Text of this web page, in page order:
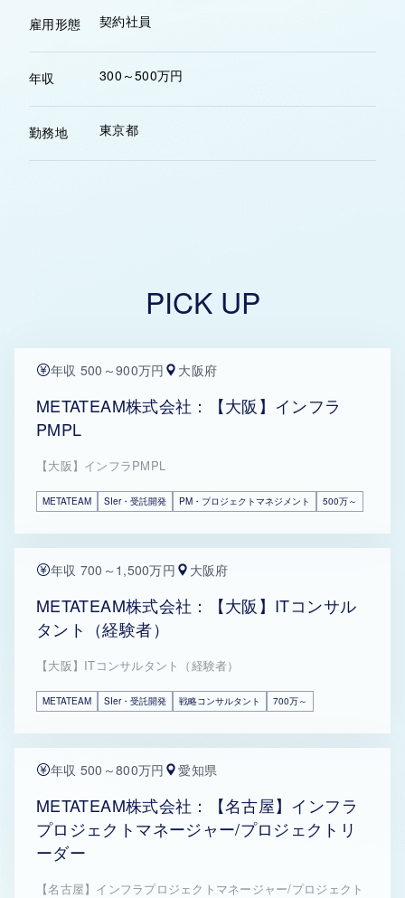
雇用形態 契約社員
年収 300～500万円
勤務地 東京都
PICK UP
年収 500～900万円 大阪府
METATEAM株式会社：【大阪】インフラ
PMPL
【大阪】インフラPMPL
METATEAM SIer・受託開発 PM・プロジェクトマネジメント 500万～
年収 700～1,500万円 大阪府
METATEAM株式会社：【大阪】ITコンサル
タント（経験者）
【大阪】ITコンサルタント（経験者）
METATEAM SIer・受託開発 戦略コンサルタント 700万～
年収 500～800万円 愛知県
METATEAM株式会社：【名古屋】インフラ
プロジェクトマネージャー/プロジェクトリ
ーダー
【名古屋】インフラプロジェクトマネージャー/プロジェクト